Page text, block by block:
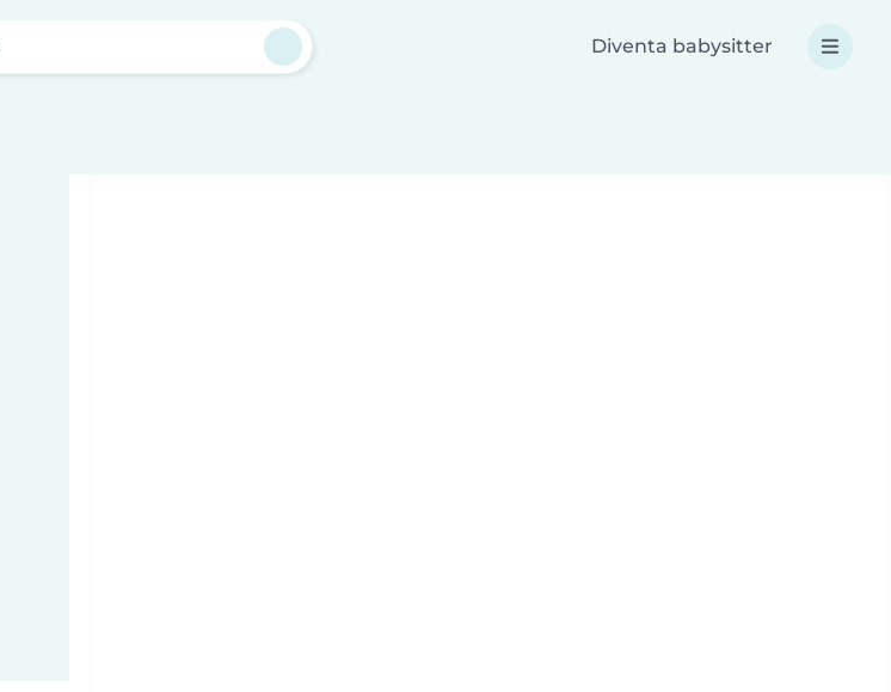
Diventa babysitter